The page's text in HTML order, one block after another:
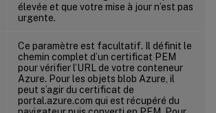
élevée et que votre mise à jour n’est pas
urgente.
Ce paramètre est facultatif. Il définit le
chemin complet d’un certificat PEM
pour vérifier l’URL de votre conteneur
Azure. Pour les objets blob Azure, il
peut s’agir du certificat de
portal.azure.com qui est récupéré du